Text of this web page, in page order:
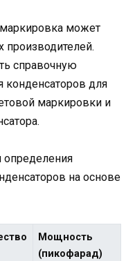
может
производителей.
справочную
для
маркировки и
определения
на основе
Мощность
(пикофарад)